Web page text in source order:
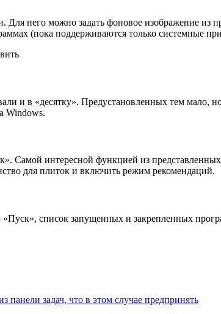
него можно задать фоновое изображение из
(пока поддерживаются только системные
и в «десятку». Предустановленных тем мало,
Windows.
Самой интересной функцией из
для плиток и включить режим рекомендаций.
список запущенных и закрепленных
панели задач, что в этом случае предпринять